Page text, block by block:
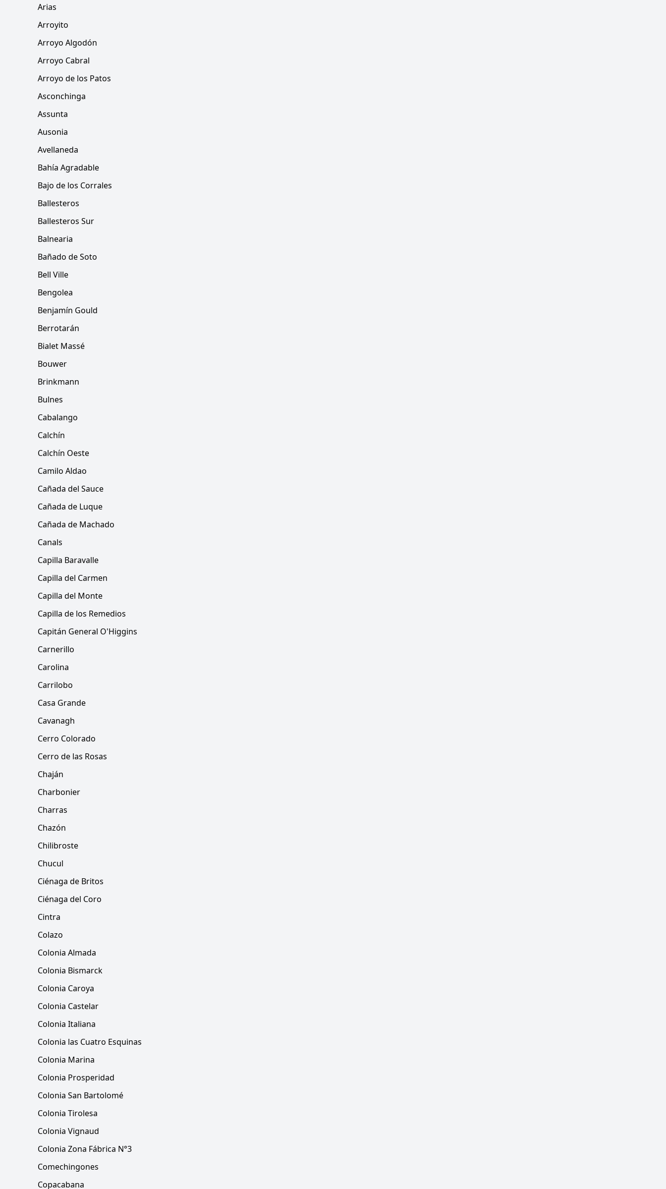
Arias
Arroyito
Arroyo Algodón
Arroyo Cabral
Arroyo de los Patos
Asconchinga
Assunta
Ausonia
Avellaneda
Bahía Agradable
Bajo de los Corrales
Ballesteros
Ballesteros Sur
Balnearia
Bañado de Soto
Bell Ville
Bengolea
Benjamín Gould
Berrotarán
Bialet Massé
Bouwer
Brinkmann
Bulnes
Cabalango
Calchín
Calchín Oeste
Camilo Aldao
Cañada del Sauce
Cañada de Luque
Cañada de Machado
Canals
Capilla Baravalle
Capilla del Carmen
Capilla del Monte
Capilla de los Remedios
Capitán General O'Higgins
Carnerillo
Carolina
Carrilobo
Casa Grande
Cavanagh
Cerro Colorado
Cerro de las Rosas
Chaján
Charbonier
Charras
Chazón
Chilibroste
Chucul
Ciénaga de Britos
Ciénaga del Coro
Cintra
Colazo
Colonia Almada
Colonia Bismarck
Colonia Caroya
Colonia Castelar
Colonia Italiana
Colonia las Cuatro Esquinas
Colonia Marina
Colonia Prosperidad
Colonia San Bartolomé
Colonia Tirolesa
Colonia Vignaud
Colonia Zona Fábrica N°3
Comechingones
Copacabana